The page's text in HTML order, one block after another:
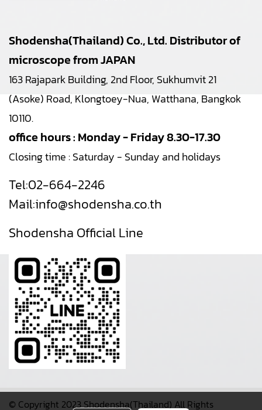
Shodensha(Thailand) Co., Ltd. Distributor of
microscope from JAPAN
163 Rajapark Building, 2nd Floor, Sukhumvit 21
(Asoke) Road, Klongtoey-Nua, Watthana, Bangkok
10110.
office hours : Monday - Friday 8.30-17.30
Closing time : Saturday - Sunday and holidays
Tel:02-664-2246
Mail:info@shodensha.co.th
Shodensha Official Line
© Copyright 2023 Shodensha(Thailand) All Rights